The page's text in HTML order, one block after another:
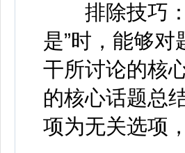
排除技巧
是”时，能够
干所讨论的核
的核心话题总
项为无关选项